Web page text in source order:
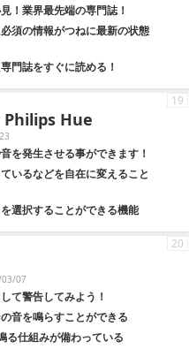
！業界最先端の専門誌！
須の情報がつねに最新の状態
門誌をすぐに読める！
Hue
を発生させる事ができます！
いるなどを自在に変えること
選択することができる機能
19
03/07
て警告してみよう！
音を鳴らすことができる
る仕組みが備わっている
20